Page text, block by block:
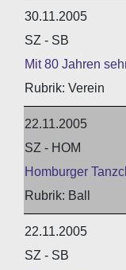
30.11.2005
SZ - SB
Mit 80 Jahren
Verein
22.11.2005
SZ - HOM
Homburger
Ball
22.11.2005
SZ - SB